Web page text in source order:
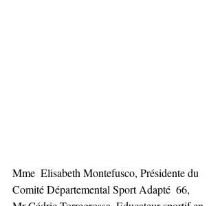
Mme  Elisabeth Montefusco, Présidente du
Comité Départemental Sport Adapté  66,